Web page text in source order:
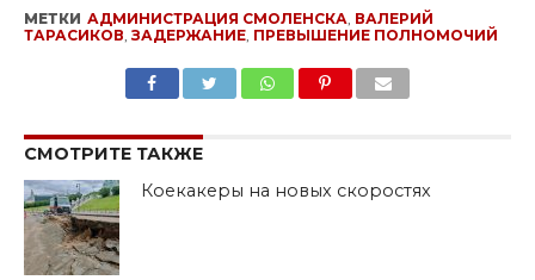
МЕТКИ АДМИНИСТРАЦИЯ СМОЛЕНСКА, ВАЛЕРИЙ
ТАРАСИКОВ, ЗАДЕРЖАНИЕ, ПРЕВЫШЕНИЕ ПОЛНОМОЧИЙ
СМОТРИТЕ ТАКЖЕ
Коекакеры на новых скоростях